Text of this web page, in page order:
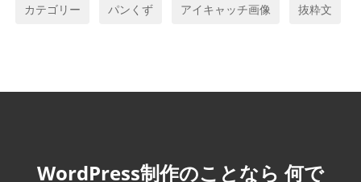
カテゴリー パンくず アイキャッチ画像 抜粋文
WordPress制作のことなら 何で